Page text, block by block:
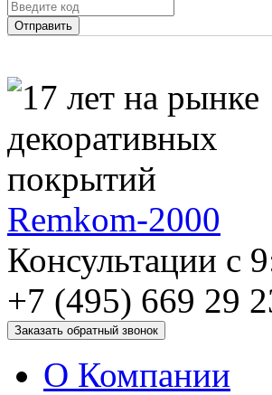
Remkom-2000
Консультации с
+7 (495) 669 29
О Компании